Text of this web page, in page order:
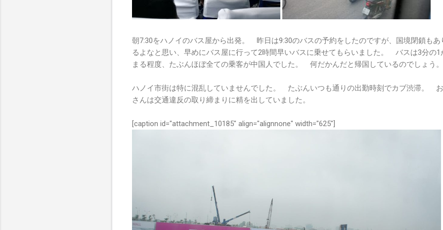
朝7:30をハノイのバス屋から出発。 昨日は9:30のバスの予約をしたのですが、国境閉鎖もあ
るよなと思い、早めにバス屋に行って2時間早いバスに乗せてもらいました。 バスは3分の1
まる程度、たぶんほぼ全ての乗客が中国人でした。 何だかんだと帰国しているのでしょう。
ハノイ市街は特に混乱していませんでした。 たぶんいつも通りの出勤時刻でカブ渋滞。
さんは交通違反の取り締まりに精を出していました。
[caption id="attachment_10185" align="alignnone" width="625"]